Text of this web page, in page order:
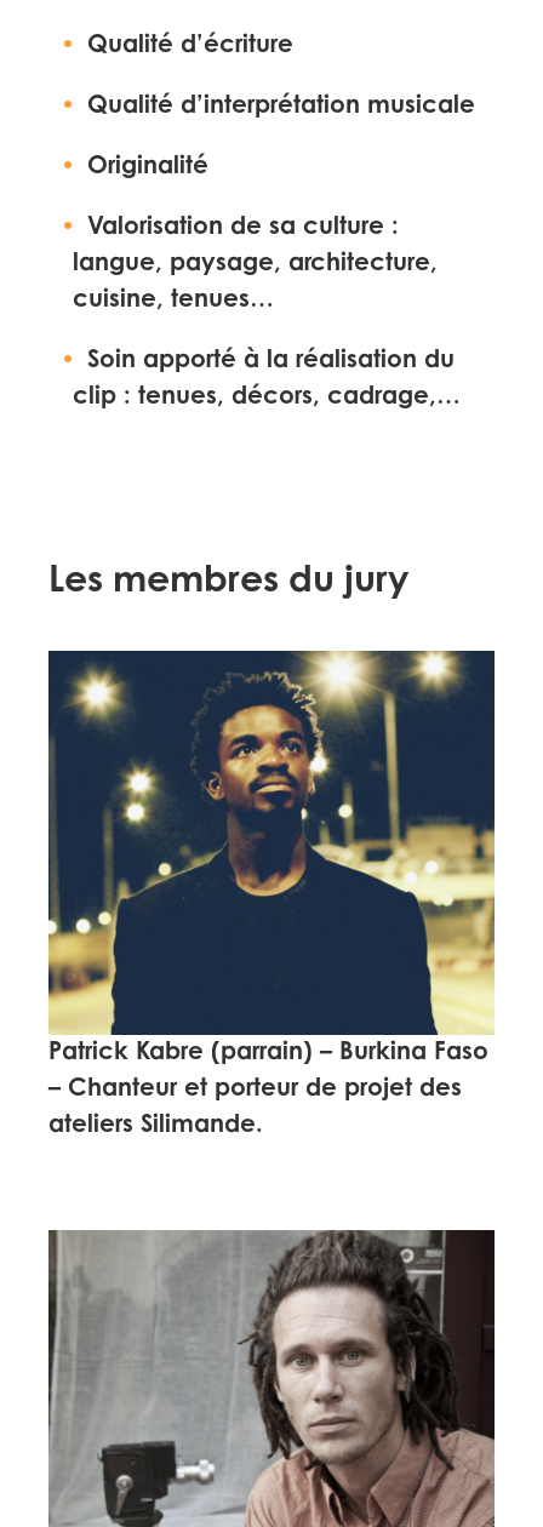
Qualité d’écriture
Qualité d’interprétation musicale
Originalité
Valorisation de sa culture :
langue, paysage, architecture,
cuisine, tenues…
Soin apporté à la réalisation du
clip : tenues, décors, cadrage,…
Les membres du jury
Patrick Kabre (parrain)– Burkina Faso
– Chanteur et porteur de projet des
ateliers Silimande.